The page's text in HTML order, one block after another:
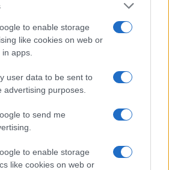
to enable storage
like cookies on web or
apps.
user data to be sent to
advertising purposes.
to send me
to enable storage
like cookies on web or
olfattiva unica in un